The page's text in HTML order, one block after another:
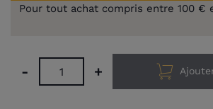
Pour tout achat compris entre 100 €
- +